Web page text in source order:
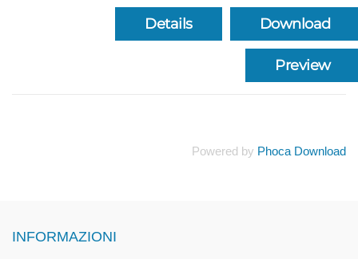
Download
Details
Preview
Powered by Phoca Download
INFORMAZIONI